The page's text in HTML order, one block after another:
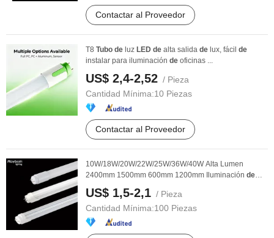
Contactar al Proveedor
T8 Tubo de luz LED de alta salida de lux, fácil de
instalar para iluminación de oficinas ...
US$ 2,4-2,52 / Pieza
Cantidad Mínima:10 Piezas
Contactar al Proveedor
10W/18W/20W/22W/25W/36W/40W Alta Lumen
2400mm 1500mm 600mm 1200mm Iluminación de
Fluorescente ...
US$ 1,5-2,1 / Pieza
Cantidad Mínima:100 Piezas